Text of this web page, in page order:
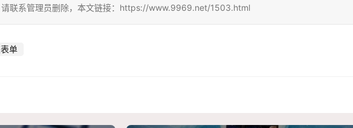
请联系管理员删除，本文链接：https://www.9969.net/1503.html
单